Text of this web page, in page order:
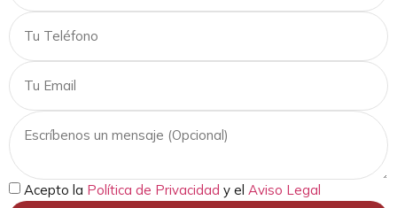
Acepto la Política de Privacidad y el Aviso Legal